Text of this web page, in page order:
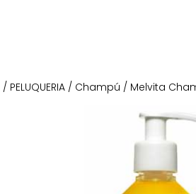
/ PELUQUERIA / Champú / Melvita